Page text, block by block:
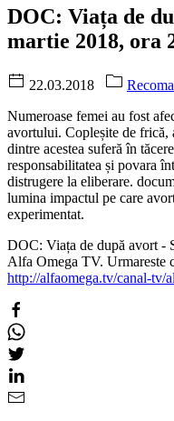
DOC: Viața de
martie 2018, ora
22.03.2018
Numeroase femei au fost
avortului. Copleșite de frică,
dintre acestea suferă în
responsabilitatea și povara
distrugere la eliberare.
lumina impactul pe care
experimentat.
DOC: Viața de după avort -
Alfa Omega TV. Urmareste
http://alfaomega.tv/canal-tv/